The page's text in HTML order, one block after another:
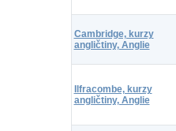
Cambridge, kurzy
angličtiny, Anglie
Ilfracombe, kurzy
angličtiny, Anglie